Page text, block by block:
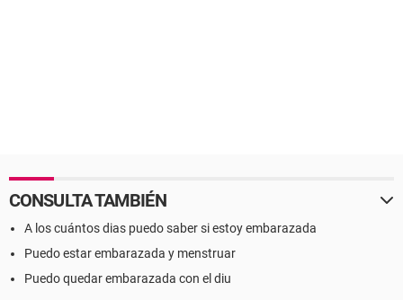
CONSULTA TAMBIÉN
A los cuántos dias puedo saber si estoy embarazada
Puedo estar embarazada y menstruar
Puedo quedar embarazada con el diu